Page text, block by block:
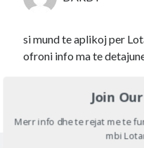
si mund te aplikoj per
ofroni info ma te
October 4, 2016
Join
Merr info dhe te rejat me te
mbi